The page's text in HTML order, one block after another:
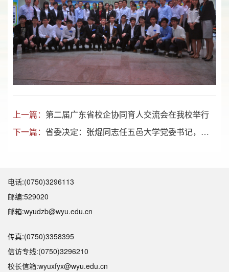
上一篇： 第二届广东省校企协同育人交流会在我校举行
下一篇： 省委决定：张焜同志任五邑大学党委书记，张运华同志任校长
电话:(0750)3296113
邮编:529020
邮箱:wyudzb@wyu.edu.cn
传真:(0750)3358395
信访专线:(0750)3296210
校长信箱:wyuxfyx@wyu.edu.cn